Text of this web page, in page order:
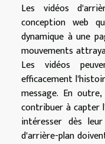
Les vidéos
conception web
dynamique à une
mouvements
Les vidéos
efficacement
message. En
contribuer à capter
intéresser dès
d'arrière-plan